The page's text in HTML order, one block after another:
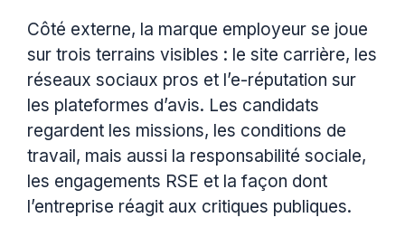
Côté externe, la marque employeur se joue
sur trois terrains visibles : le site carrière, les
réseaux sociaux pros et l’e-réputation sur
les plateformes d’avis. Les candidats
regardent les missions, les conditions de
travail, mais aussi la responsabilité sociale,
les engagements RSE et la façon dont
l’entreprise réagit aux critiques publiques.